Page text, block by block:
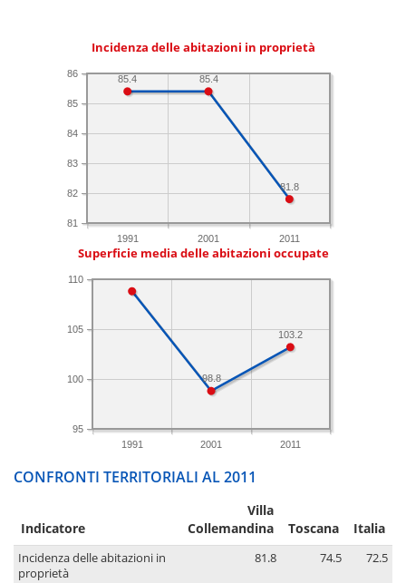
Incidenza delle abitazioni in proprietà
1991 2001 2011
81
82
83
84
85
86
81.8
85.4
85.4
Superficie media delle abitazioni occupate
1991 2001 2011
95
100
105
110
103.2
98.8
CONFRONTI TERRITORIALI AL 2011
Indicatore
Villa
Collemandina
Toscana Italia
Incidenza delle abitazioni in
proprietà
81.8 74.5 72.5